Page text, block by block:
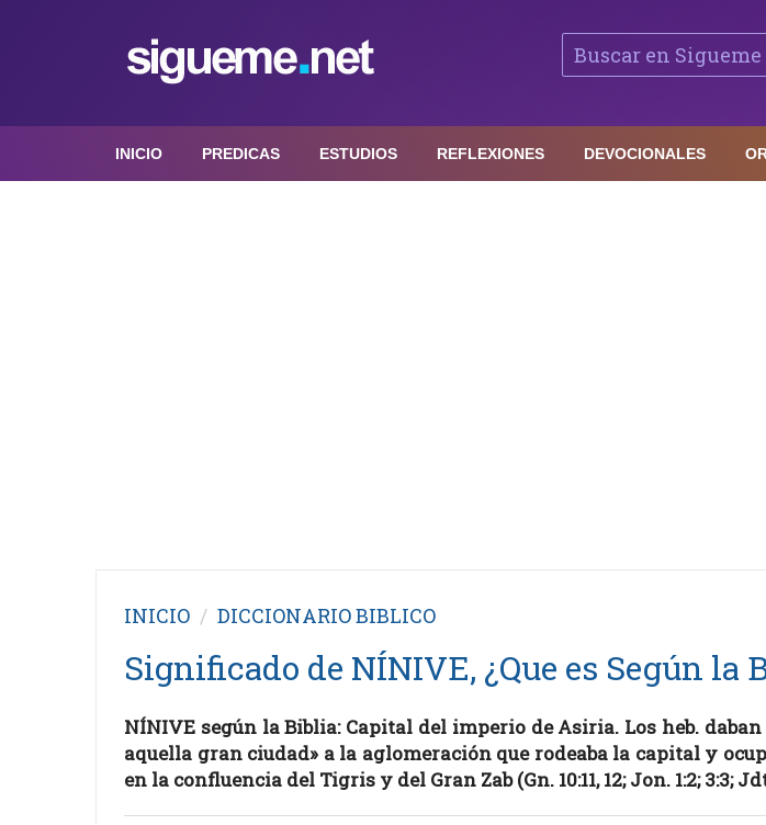
INICIO PREDICAS ESTUDIOS REFLEXIONES DEVOCIONALES
INICIO DICCIONARIO BIBLICO
Significado de NÍNIVE, ¿Que es Según la
NÍNIVE según la Biblia: Capital del imperio de Asiria. Los heb.
aquella gran ciudad» a la aglomeración que rodeaba la capital y
en la confluencia del Tigris y del Gran Zab (Gn. 10:11, 12; Jon. 1:2; 3:3;